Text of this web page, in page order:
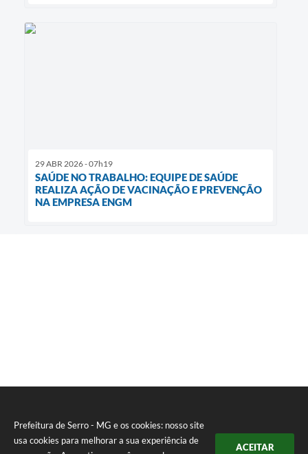
Prefeitura de Serro - MG e os cookies: nosso site
usa cookies para melhorar a sua experiência de
ACEITAR
29 ABR 2026 - 07h19
SAÚDE NO TRABALHO: EQUIPE DE SAÚDE
REALIZA AÇÃO DE VACINAÇÃO E PREVENÇÃO
NA EMPRESA ENGM